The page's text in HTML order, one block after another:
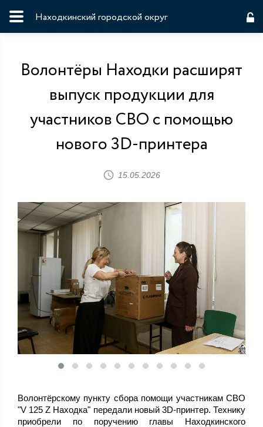
Находкинский городской округ
Волонтёры Находки расширят
выпуск продукции для
участников СВО с помощью
нового 3D-принтера
15.05.2026
Волонтёрскому пункту сбора помощи участникам СВО
"V 125 Z Находка" передали новый 3D-принтер. Технику
приобрели по поручению главы Находкинского